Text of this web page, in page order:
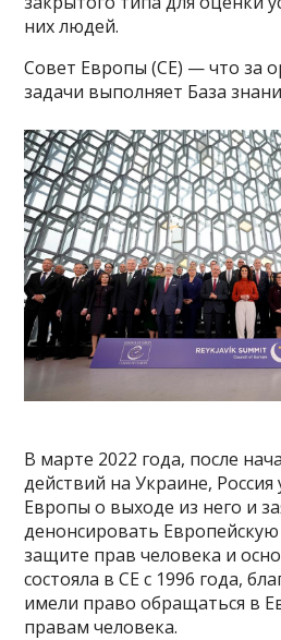
них людей.
Совет Европы (СЕ) — что за
задачи выполняет База
В марте 2022 года, после
действий на Украине,
Европы о выходе из него и
денонсировать
защите прав человека и
состояла в СЕ с 1996 года,
имели право обращаться в
правам человека.